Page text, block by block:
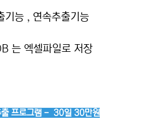
기능 , 연속추출기능
는 엑셀파일로 저장
출 프로그램 - 30일 30만원